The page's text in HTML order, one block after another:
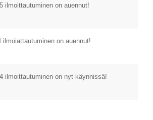
ilmoittautuminen on auennut!
ilmoiattautuminen on auennut!
ilmoittautuminen on nyt käynnissä!